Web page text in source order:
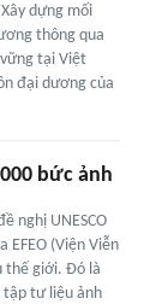
dựng mối
thông qua
tại Việt
đại dương của
bức ảnh
nghị UNESCO
EFEO (Viện Viễn
thế giới. Đó là
tập tư liệu ảnh